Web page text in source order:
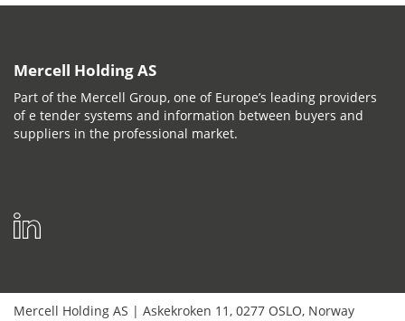
Mercell Holding AS
Part of the Mercell Group, one of Europe’s leading providers
of e tender systems and information between buyers and
suppliers in the professional market.
Mercell Holding AS | Askekroken 11 , 0277 OSLO, Norway